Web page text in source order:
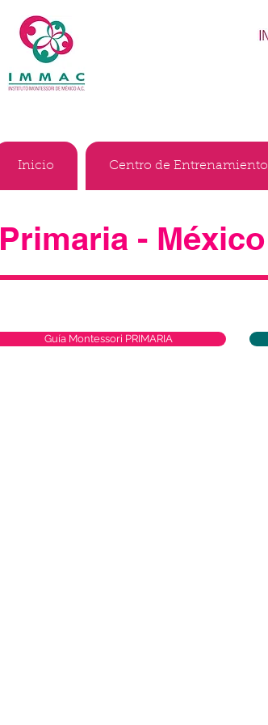
Inicio Centro de Entrenamiento
Primaria - México
Guía Montessori PRIMARIA